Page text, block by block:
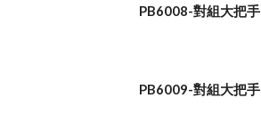
PB6008-對組大把手
PB6009-對組大把手